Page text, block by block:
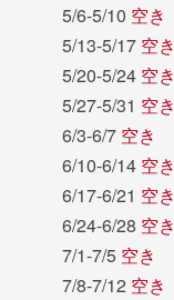
5/6-5/10 空き
5/13-5/17 空き
5/20-5/24 空き
5/27-5/31 空き
6/3-6/7 空き
6/10-6/14 空き
6/17-6/21 空き
6/24-6/28 空き
7/1-7/5 空き
7/8-7/12 空き